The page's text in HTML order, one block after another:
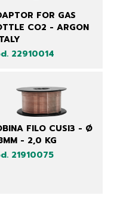
FOR GAS
CO2 - ARGON
22910014
FILO CUSI3 - Ø
- 2,0 KG
21910075